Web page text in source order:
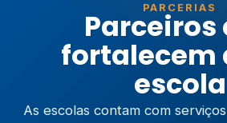
PARCERIAS
Parceiros
fortalecem
escola
As escolas contam com